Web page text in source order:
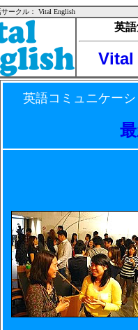
ークル： Vital English
英
英語コミュニケー